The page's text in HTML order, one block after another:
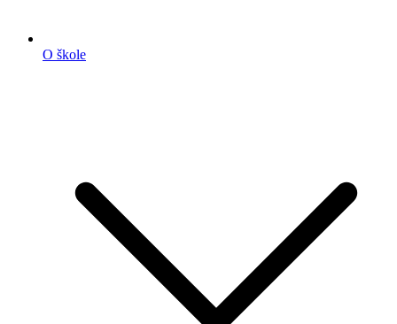
O škole